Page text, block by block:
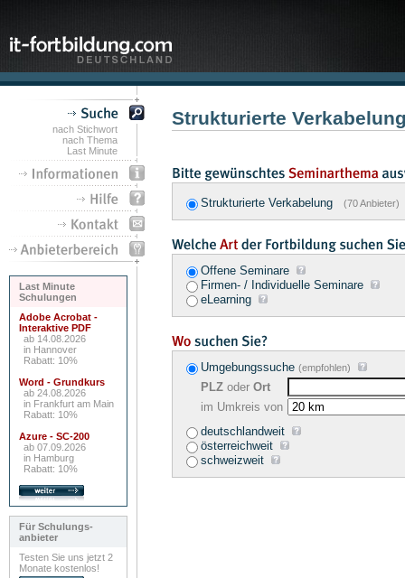
nach Stichwort
nach Thema
Last Minute
Last Minute
Schulungen
Adobe Acrobat -
Interaktive PDF
ab 14.08.2026
in Hannover
Rabatt: 10%
Word - Grundkurs
ab 24.08.2026
in Frankfurt am Main
Rabatt: 10%
Azure - SC-200
ab 07.09.2026
in Hamburg
Rabatt: 10%
Für Schulungs-
anbieter
Testen Sie uns jetzt 2
Monate kostenlos!
Strukturierte
Strukturierte Verkabelung (70 Anbieter)
Offene Seminare
Firmen- / Individuelle Seminare
eLearning
Umgebungssuche (empfohlen)
PLZ oder Ort
im Umkreis von
deutschlandweit
österreichweit
schweizweit